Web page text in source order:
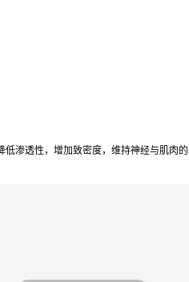
渗透性，增加致密度，维持神经与肌肉